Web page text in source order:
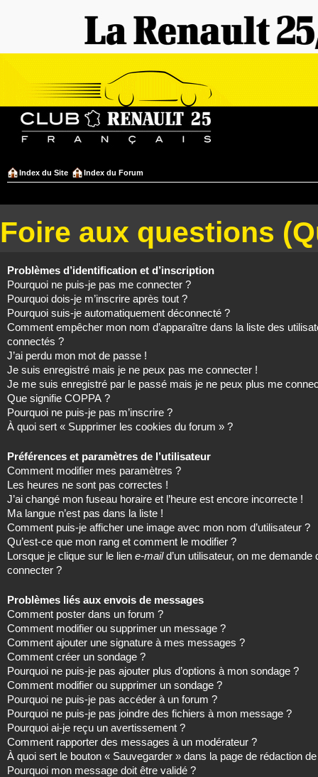
Index du Site Index du Forum
Foire aux questions
Problèmes d’identification et d’inscription
Pourquoi ne puis-je pas me connecter ?
Pourquoi dois-je m’inscrire après tout ?
Pourquoi suis-je automatiquement déconnecté ?
Comment empêcher mon nom d’apparaître dans la liste des
connectés ?
J’ai perdu mon mot de passe !
Je suis enregistré mais je ne peux pas me connecter !
Je me suis enregistré par le passé mais je ne peux plus me
Que signifie COPPA ?
Pourquoi ne puis-je pas m’inscrire ?
À quoi sert « Supprimer les cookies du forum » ?
Préférences et paramètres de l’utilisateur
Comment modifier mes paramètres ?
Les heures ne sont pas correctes !
J’ai changé mon fuseau horaire et l’heure est encore incorrecte !
Ma langue n’est pas dans la liste !
Comment puis-je afficher une image avec mon nom d’utilisateur ?
Qu’est-ce que mon rang et comment le modifier ?
Lorsque je clique sur le lien e-maild’un utilisateur, on me demande
connecter ?
Problèmes liés aux envois de messages
Comment poster dans un forum ?
Comment modifier ou supprimer un message ?
Comment ajouter une signature à mes messages ?
Comment créer un sondage ?
Pourquoi ne puis-je pas ajouter plus d’options à mon sondage ?
Comment modifier ou supprimer un sondage ?
Pourquoi ne puis-je pas accéder à un forum ?
Pourquoi ne puis-je pas joindre des fichiers à mon message ?
Pourquoi ai-je reçu un avertissement ?
Comment rapporter des messages à un modérateur ?
À quoi sert le bouton « Sauvegarder » dans la page de rédaction
Pourquoi mon message doit être validé ?